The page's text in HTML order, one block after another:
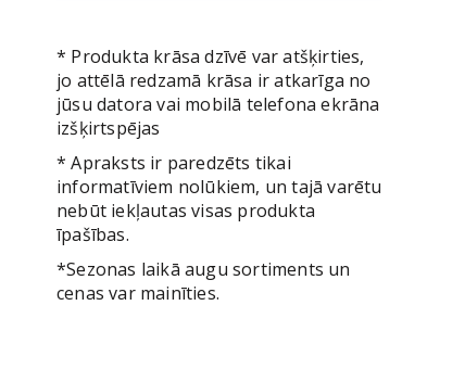
* Produkta krāsa dzīvē var atšķirties,
jo attēlā redzamā krāsa ir atkarīga no
jūsu datora vai mobilā telefona ekrāna
izšķirtspējas
* Apraksts ir paredzēts tikai
informatīviem nolūkiem, un tajā varētu
nebūt iekļautas visas produkta
īpašības.
*Sezonas laikā augu sortiments un
cenas var mainīties.